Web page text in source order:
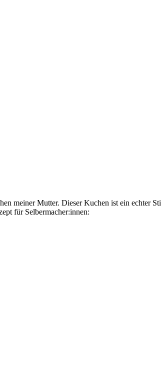
meiner Mutter. Dieser Kuchen ist ein echter
für Selbermacher:innen: